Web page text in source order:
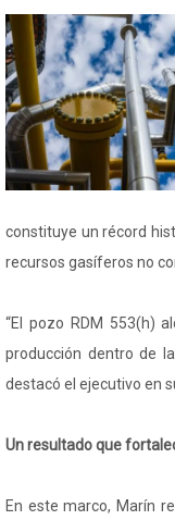
constituye un récord
recursos gasíferos no
“El pozo RDM 553(h)
producción dentro de
destacó el ejecutivo en
Un resultado que
En este marco, Marín